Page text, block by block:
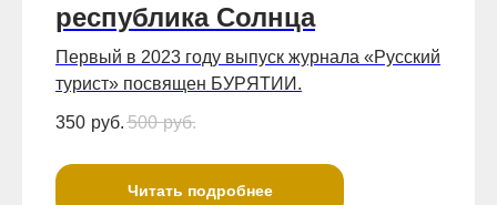
республика Солнца
Первый в 2023 году выпуск журнала «Русский
турист» посвящен БУРЯТИИ.
350 руб. 500 руб.
Читать подробнее